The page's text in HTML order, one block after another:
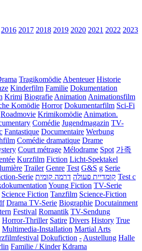
2016 2017 2018 2019 2020 2021 2022 2023
Tragikomödie Abenteuer Historie
Kinderfilm Familie Dokumentation
Krimi Biografie Animation Animationsfilm
Komödie Horror Dokumentarfilm Sci-Fi
Roadmovie Krimikomödie Animation.
Comédie Jugendmagazin TV-
Fantastique Documentaire Werbung
Comédie dramatique Drame
Court métrage Mélodrame Spot 가족
Kurzfilm Fiction Licht-Spektakel
Trailer Genre Test G&S g Serie
Serie קומדיית פעולה דרמה קומית
Test c
Young Fiction TV-Serie
Science Fiction Tanzfilm Science-Fiction
Drama TV-Serie Biographie Docutainment
Festival Romantik TV-Sendung
Horror-Thriller Satire Divers History True
Multimedia-Installation Martial Arts
Dokufiction - Austellung Halle
Familie / Kinder Kdrama